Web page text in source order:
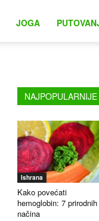
JOGA
NAJPOPULARNIJE
Ishrana
Kako povećati
hemoglobin: 7 prirodnih
načina